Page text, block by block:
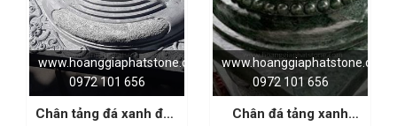
www.hoanggiaphatstone.com
0972 101 656
Chân tảng đá xanh đen
www.hoanggiaphatstone.com
0972 101 656
Chân đá tảng xanh